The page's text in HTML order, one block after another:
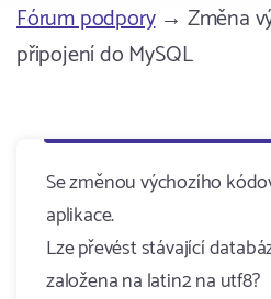
Fórum podpory→ Změna
připojení do MySQL
Se změnou výchozího
aplikace.
Lze převést stávající
založena na latin2 na utf8?